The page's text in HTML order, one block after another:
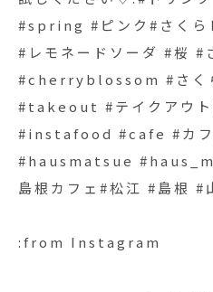
#spring #ピンク#さくら
#レモネードソーダ #桜 #
#cherryblossom #さく
#takeout #テイクアウ
#instafood #cafe #カフ
#hausmatsue
島根カフェ#松江 #島根 #
:from Instagram